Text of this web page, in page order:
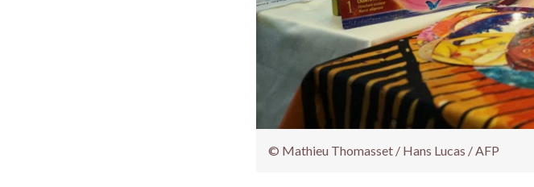
© Mathieu Thomasset / Hans Lucas / AFP